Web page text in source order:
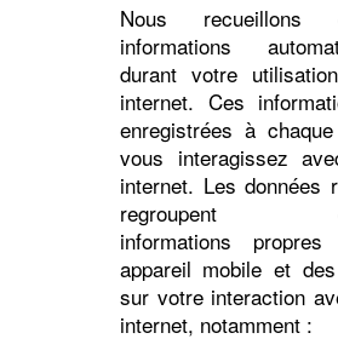
Nous recueillons
informations
durant votre
internet. Ces
enregistrées à
vous interagissez
internet. Les données
regroupent
informations
appareil mobile et
sur votre interaction
internet, notamment :